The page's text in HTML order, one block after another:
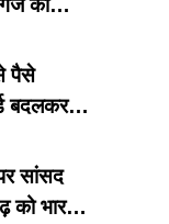
की
रेलवे
पैसे
बदलकर
तेज
सांसद
को भारत